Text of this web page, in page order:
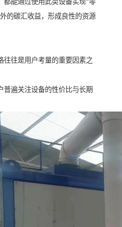
都能通过使用此类设备实现“零
的碳汇收益，形成良性的资源
往往是用户考量的重要因素之
普遍关注设备的性价比与长期